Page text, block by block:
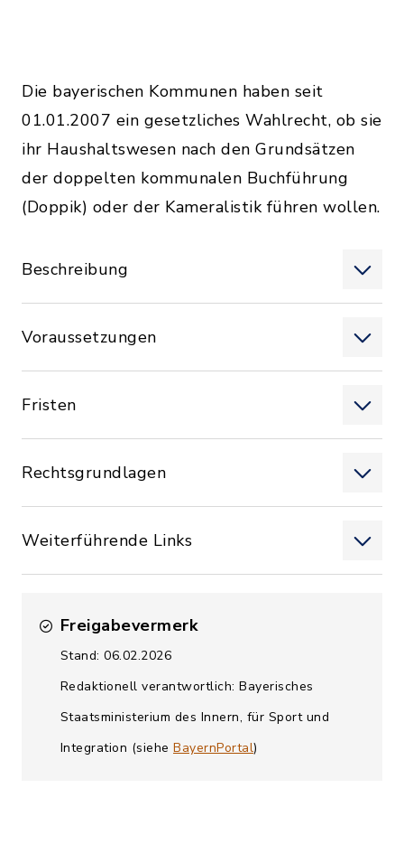
Die bayerischen Kommunen haben seit
01.01.2007 ein gesetzliches Wahlrecht, ob sie
ihr Haushaltswesen nach den Grundsätzen
der doppelten kommunalen Buchführung
(Doppik) oder der Kameralistik führen wollen.
Beschreibung
Voraussetzungen
Fristen
Rechtsgrundlagen
Weiterführende Links
Freigabevermerk
Stand: 06.02.2026
Redaktionell verantwortlich: Bayerisches
Staatsministerium des Innern, für Sport und
Integration (siehe BayernPortal)